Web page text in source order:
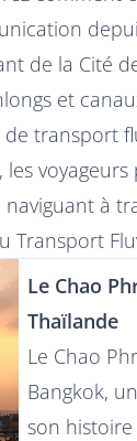
de la Cité
et
transport
à
Transport
Le Chao
Thaïlande
Le Chao
Bangkok,
son